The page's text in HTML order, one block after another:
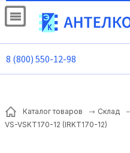
8 (800) 550-12-98
Каталог товаров Склад
VS-VSKT170-12 (IRKT170-12)